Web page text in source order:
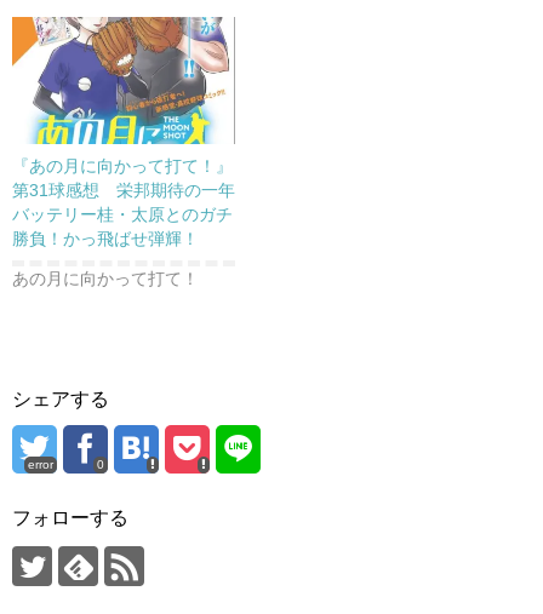
『あの月に向かって打て！』
第31球感想 栄邦期待の一年
バッテリー桂・太原とのガチ
勝負！かっ飛ばせ弾輝！
あの月に向かって打て！
シェアする
error 0
フォローする